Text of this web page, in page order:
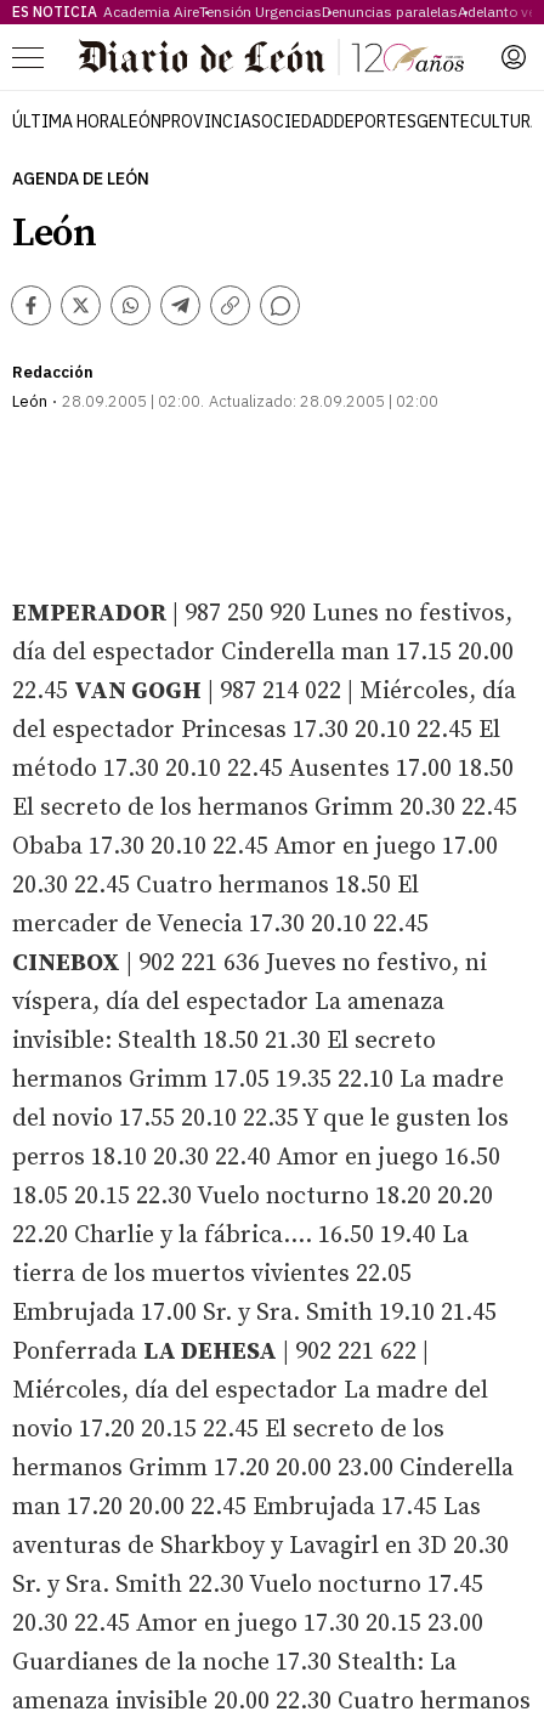
ES NOTICIA Academia AireTensión UrgenciasDenuncias paralelasAdelanto
Menú
ÚLTIMA HORALEÓNPROVINCIASOCIEDADDEPORTESGENTECULTURA
AGENDA DE LEÓN
León
Facebook
TwitterWhatsappTelegram
Copiar
Comentarios
Redacción
León
28.09.2005 | 02:00 Actualizado: 28.09.2005 | 02:00
EMPERADOR | 987 250 920 Lunes no festivos,
día del espectador Cinderella man 17.15 20.00
22.45 VAN GOGH | 987 214 022 | Miércoles, día
del espectador Princesas 17.30 20.10 22.45 El
método 17.30 20.10 22.45 Ausentes 17.00 18.50
El secreto de los hermanos Grimm 20.30 22.45
Obaba 17.30 20.10 22.45 Amor en juego 17.00
20.30 22.45 Cuatro hermanos 18.50 El
mercader de Venecia 17.30 20.10 22.45
CINEBOX | 902 221 636 Jueves no festivo, ni
víspera, día del espectador La amenaza
invisible: Stealth 18.50 21.30 El secreto
hermanos Grimm 17.05 19.35 22.10 La madre
del novio 17.55 20.10 22.35 Y que le gusten los
perros 18.10 20.30 22.40 Amor en juego 16.50
18.05 20.15 22.30 Vuelo nocturno 18.20 20.20
22.20 Charlie y la fábrica.... 16.50 19.40 La
tierra de los muertos vivientes 22.05
Embrujada 17.00 Sr. y Sra. Smith 19.10 21.45
Ponferrada LA DEHESA | 902 221 622 |
Miércoles, día del espectador La madre del
novio 17.20 20.15 22.45 El secreto de los
hermanos Grimm 17.20 20.00 23.00 Cinderella
man 17.20 20.00 22.45 Embrujada 17.45 Las
aventuras de Sharkboy y Lavagirl en 3D 20.30
Sr. y Sra. Smith 22.30 Vuelo nocturno 17.45
20.30 22.45 Amor en juego 17.30 20.15 23.00
Guardianes de la noche 17.30 Stealth: La
amenaza invisible 20.00 22.30 Cuatro hermanos